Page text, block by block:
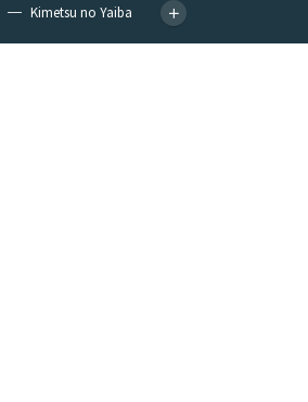
Kimetsu no Yaiba